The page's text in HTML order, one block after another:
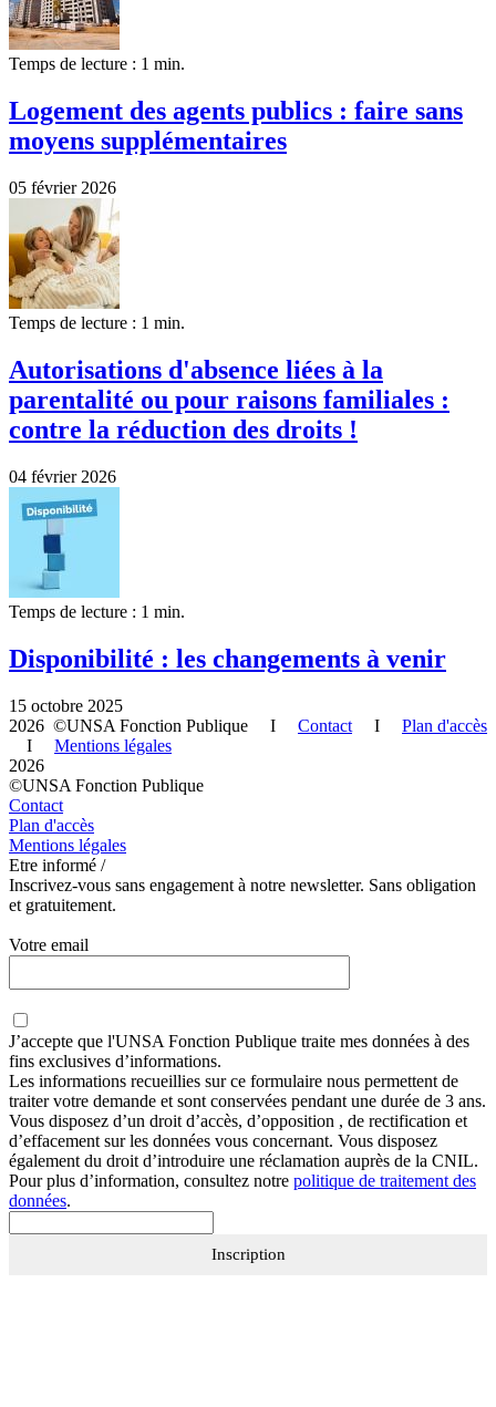
Temps de lecture : 1 min.
Logement des agents publics : faire sans
moyens supplémentaires
05 février 2026
Temps de lecture : 1 min.
Autorisations d'absence liées à la
parentalité ou pour raisons familiales :
contre la réduction des droits !
04 février 2026
Temps de lecture : 1 min.
Disponibilité : les changements à venir
15 octobre 2025
2026 ©UNSA Fonction Publique I Contact I Plan d'accès
I Mentions légales
2026
©UNSA Fonction Publique
Contact
Plan d'accès
Mentions légales
Etre informé /
Inscrivez-vous sans engagement à notre newsletter. Sans obligation
et gratuitement.
Votre email
J’accepte que l'UNSA Fonction Publique traite mes données à des
fins exclusives d’informations.
Les informations recueillies sur ce formulaire nous permettent de
traiter votre demande et sont conservées pendant une durée de 3 ans.
Vous disposez d’un droit d’accès, d’opposition , de rectification et
d’effacement sur les données vous concernant. Vous disposez
également du droit d’introduire une réclamation auprès de la CNIL.
Pour plus d’information, consultez notre politique de traitement des
données.
Inscription